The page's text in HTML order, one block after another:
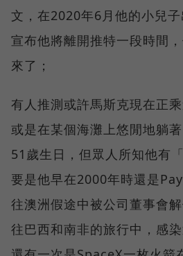
文，在2020年6月他的小兒
宣布他將離開推特一段時間
來了；
有人推測或許馬斯克現在正
或是在某個海灘上悠閒地躺
51歲生日，但眾人所知他有
要是他早在2000年時還是
往澳洲假途中被公司董事會
往巴西和南非的旅行中，感